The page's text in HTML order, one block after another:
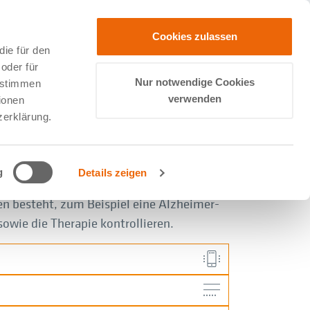
für den
für
Details zeigen
Cookies zulassen
Nur notwendige Cookies
verwenden
Screeningverfahren setzen wir ein,
besteht, zum Beispiel eine Alzheimer-
die Therapie kontrollieren.